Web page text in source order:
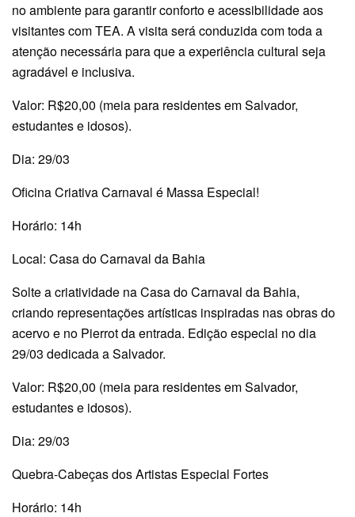
no ambiente para garantir conforto e acessibilidade aos
visitantes com TEA. A visita será conduzida com toda a
atenção necessária para que a experiência cultural seja
agradável e inclusiva.
Valor: R$20,00 (meia para residentes em Salvador,
estudantes e idosos).
Dia: 29/03
Oficina Criativa Carnaval é Massa Especial!
Horário: 14h
Local: Casa do Carnaval da Bahia
Solte a criatividade na Casa do Carnaval da Bahia,
criando representações artísticas inspiradas nas obras do
acervo e no Pierrot da entrada. Edição especial no dia
29/03 dedicada a Salvador.
Valor: R$20,00 (meia para residentes em Salvador,
estudantes e idosos).
Dia: 29/03
Quebra-Cabeças dos Artistas Especial Fortes
Horário: 14h